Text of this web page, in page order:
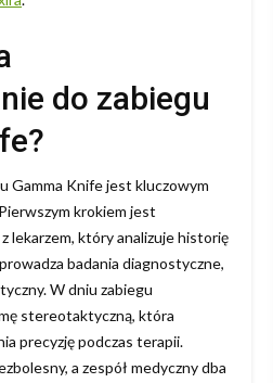
do zabiegu
Gamma Knife jest kluczowym
krokiem jest
lekarzem, który analizuje historię
badania diagnostyczne,
W dniu zabiegu
stereotaktyczną, która
precyzję podczas terapii.
a zespół medyczny dba